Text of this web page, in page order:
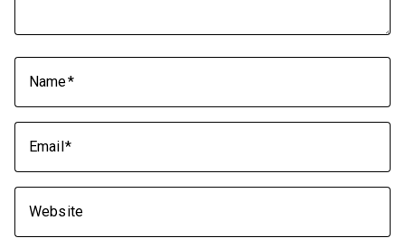
Name
Email
Website